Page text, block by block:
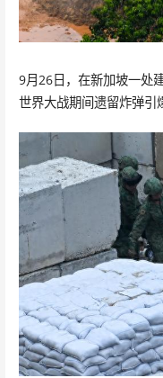
9月26日，在新加坡一处
世界大战期间遗留炸弹引